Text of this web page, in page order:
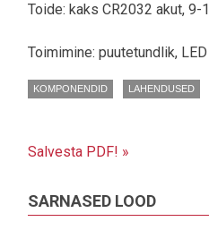
Toide: kaks CR2032 akut, 9-
Toimimine: puutetundlik,
KOMPONENDID LAHENDUSED
Salvesta PDF! »
SARNASED LOOD